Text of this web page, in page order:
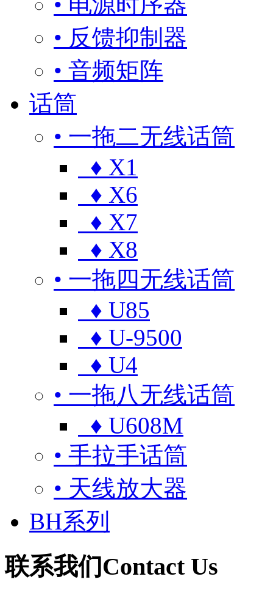
• 反馈抑制器
• 音频矩阵
话筒
• 一拖二无线话筒
♦ X1
♦ X6
♦ X7
♦ X8
• 一拖四无线话筒
♦ U85
♦ U-9500
♦ U4
• 一拖八无线话筒
♦ U608M
• 手拉手话筒
• 天线放大器
BH系列
联系我们 Contact Us